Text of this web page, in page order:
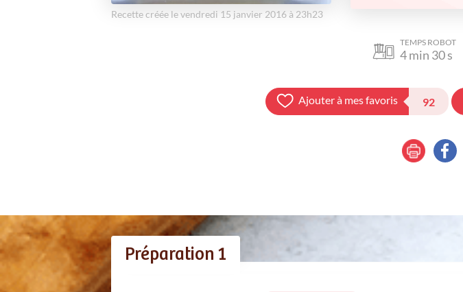
Recette créée le vendredi 15 janvier 2016 à 23h23
TEMPS ROBOT
4min 30s
Ajouter à mes favoris 92
Préparation 1